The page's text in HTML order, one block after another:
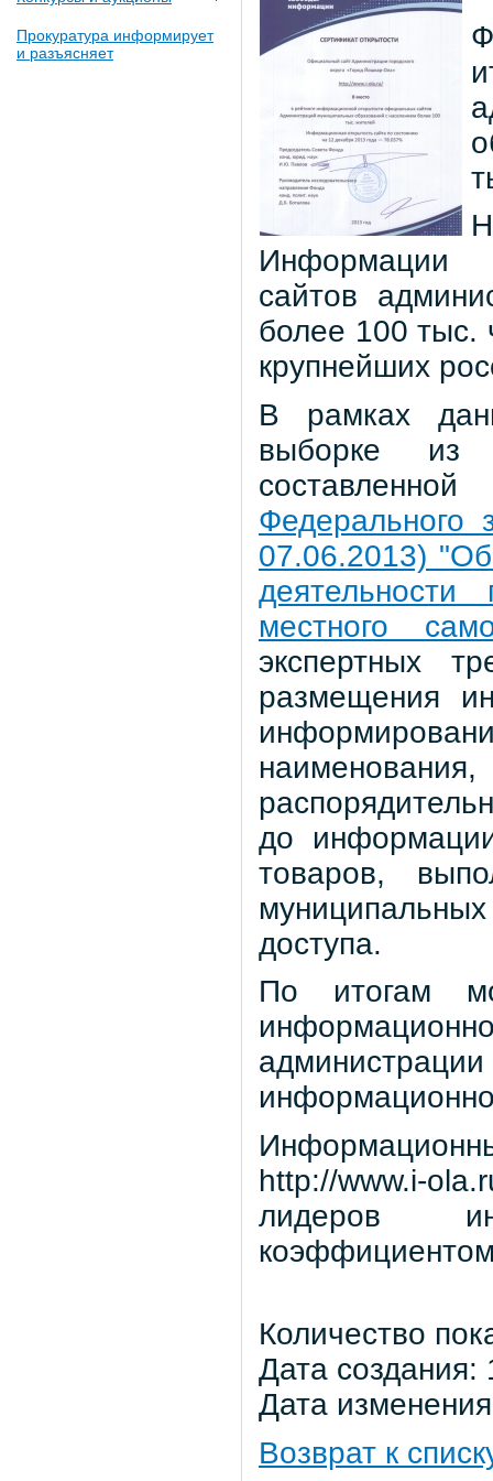
Прокуратура информирует
и разъясняет
Информации
сайтов
более 100 тыс.
крупнейших
В рамках
выборке из
07.06.2013)
деятельности
местного
экспертных
размещения
до
товаров,
доступа.
По итогам
http://www.i-
лидеров
Количество
Дата
Дата
Возврат к